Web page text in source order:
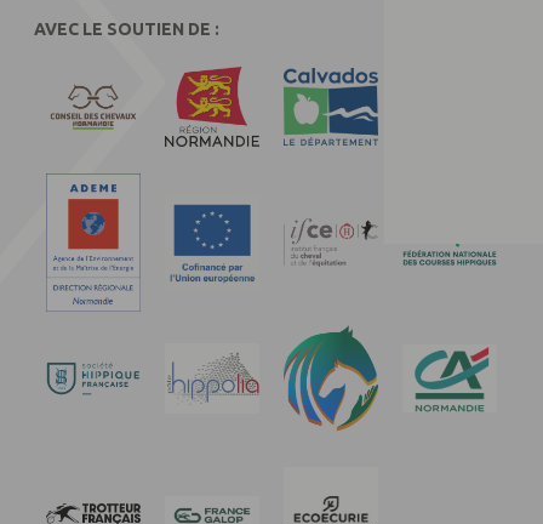
AVEC LE SOUTIEN DE :